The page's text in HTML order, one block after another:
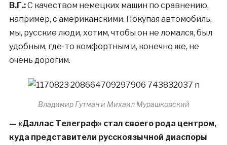
В.Г.:С качеством немецких машин по сравнению,
например, с американскими. Покупая автомобиль,
мы, русские люди, хотим, чтобы он не ломался, был
удобным, где-то комфортным и, конечно же, не
очень дорогим.
Владимир Гутман и Михаил Мурашковский
— «Даллас Телеграф» стал своего рода центром,
куда представители русскоязычной диаспоры